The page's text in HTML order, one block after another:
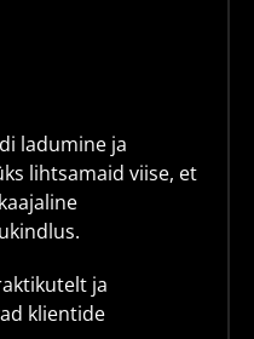
ladumine ja
lihtsamaid viise, et
ja
klientide